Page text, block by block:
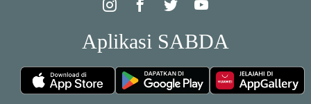
Aplikasi SABDA